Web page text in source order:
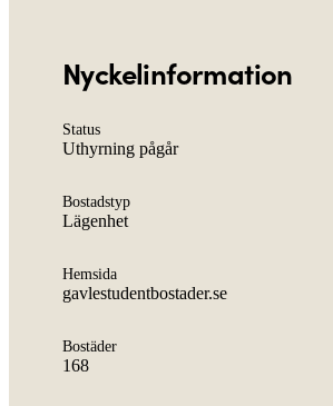
Nyckelinformation
Status
Uthyrning pågår
Bostadstyp
Lägenhet
Hemsida
gavlestudentbostader.se
Bostäder
168